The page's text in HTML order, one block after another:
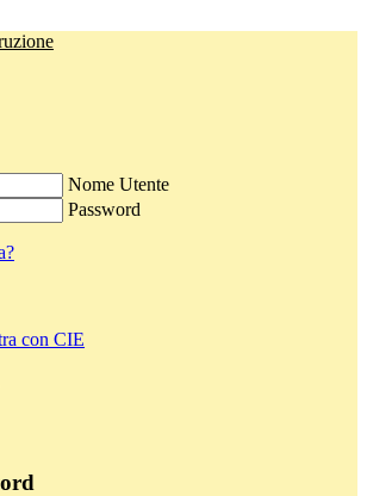
Nome Utente
Password
con CIE